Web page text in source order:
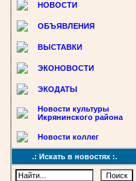
НОВОСТИ
ОБЪЯВЛЕНИЯ
ВЫСТАВКИ
ЭКОНОВОСТИ
ЭКОДАТЫ
Новости культуры
Икрянинского района
Новости коллег
.: Искать в новостях :.